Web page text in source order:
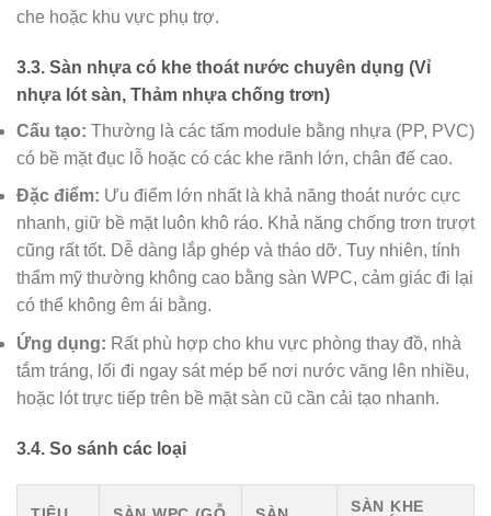
che hoặc khu vực phụ trợ.
3.3. Sàn nhựa có khe thoát nước chuyên dụng (Vỉ
nhựa lót sàn, Thảm nhựa chống trơn)
Cấu tạo: Thường là các tấm module bằng nhựa (PP, PVC)
có bề mặt đục lỗ hoặc có các khe rãnh lớn, chân đế cao.
Đặc điểm: Ưu điểm lớn nhất là khả năng thoát nước cực
nhanh, giữ bề mặt luôn khô ráo. Khả năng chống trơn trượt
cũng rất tốt. Dễ dàng lắp ghép và tháo dỡ. Tuy nhiên, tính
thẩm mỹ thường không cao bằng sàn WPC, cảm giác đi lại
có thể không êm ái bằng.
Ứng dụng: Rất phù hợp cho khu vực phòng thay đồ, nhà
tắm tráng, lối đi ngay sát mép bể nơi nước văng lên nhiều,
hoặc lót trực tiếp trên bề mặt sàn cũ cần cải tạo nhanh.
3.4. So sánh các loại
SÀN KHE